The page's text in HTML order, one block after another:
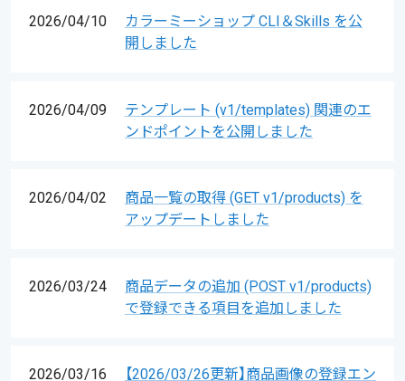
2026/04/10
カラーミーショップ CLI＆Skills を公
開しました
2026/04/09
テンプレート (v1/templates) 関連のエ
ンドポイントを公開しました
2026/04/02
商品一覧の取得 (GET v1/products) を
アップデートしました
2026/03/24
商品データの追加 (POST v1/products)
で登録できる項目を追加しました
2026/03/16
【2026/03/26更新】商品画像の登録エン